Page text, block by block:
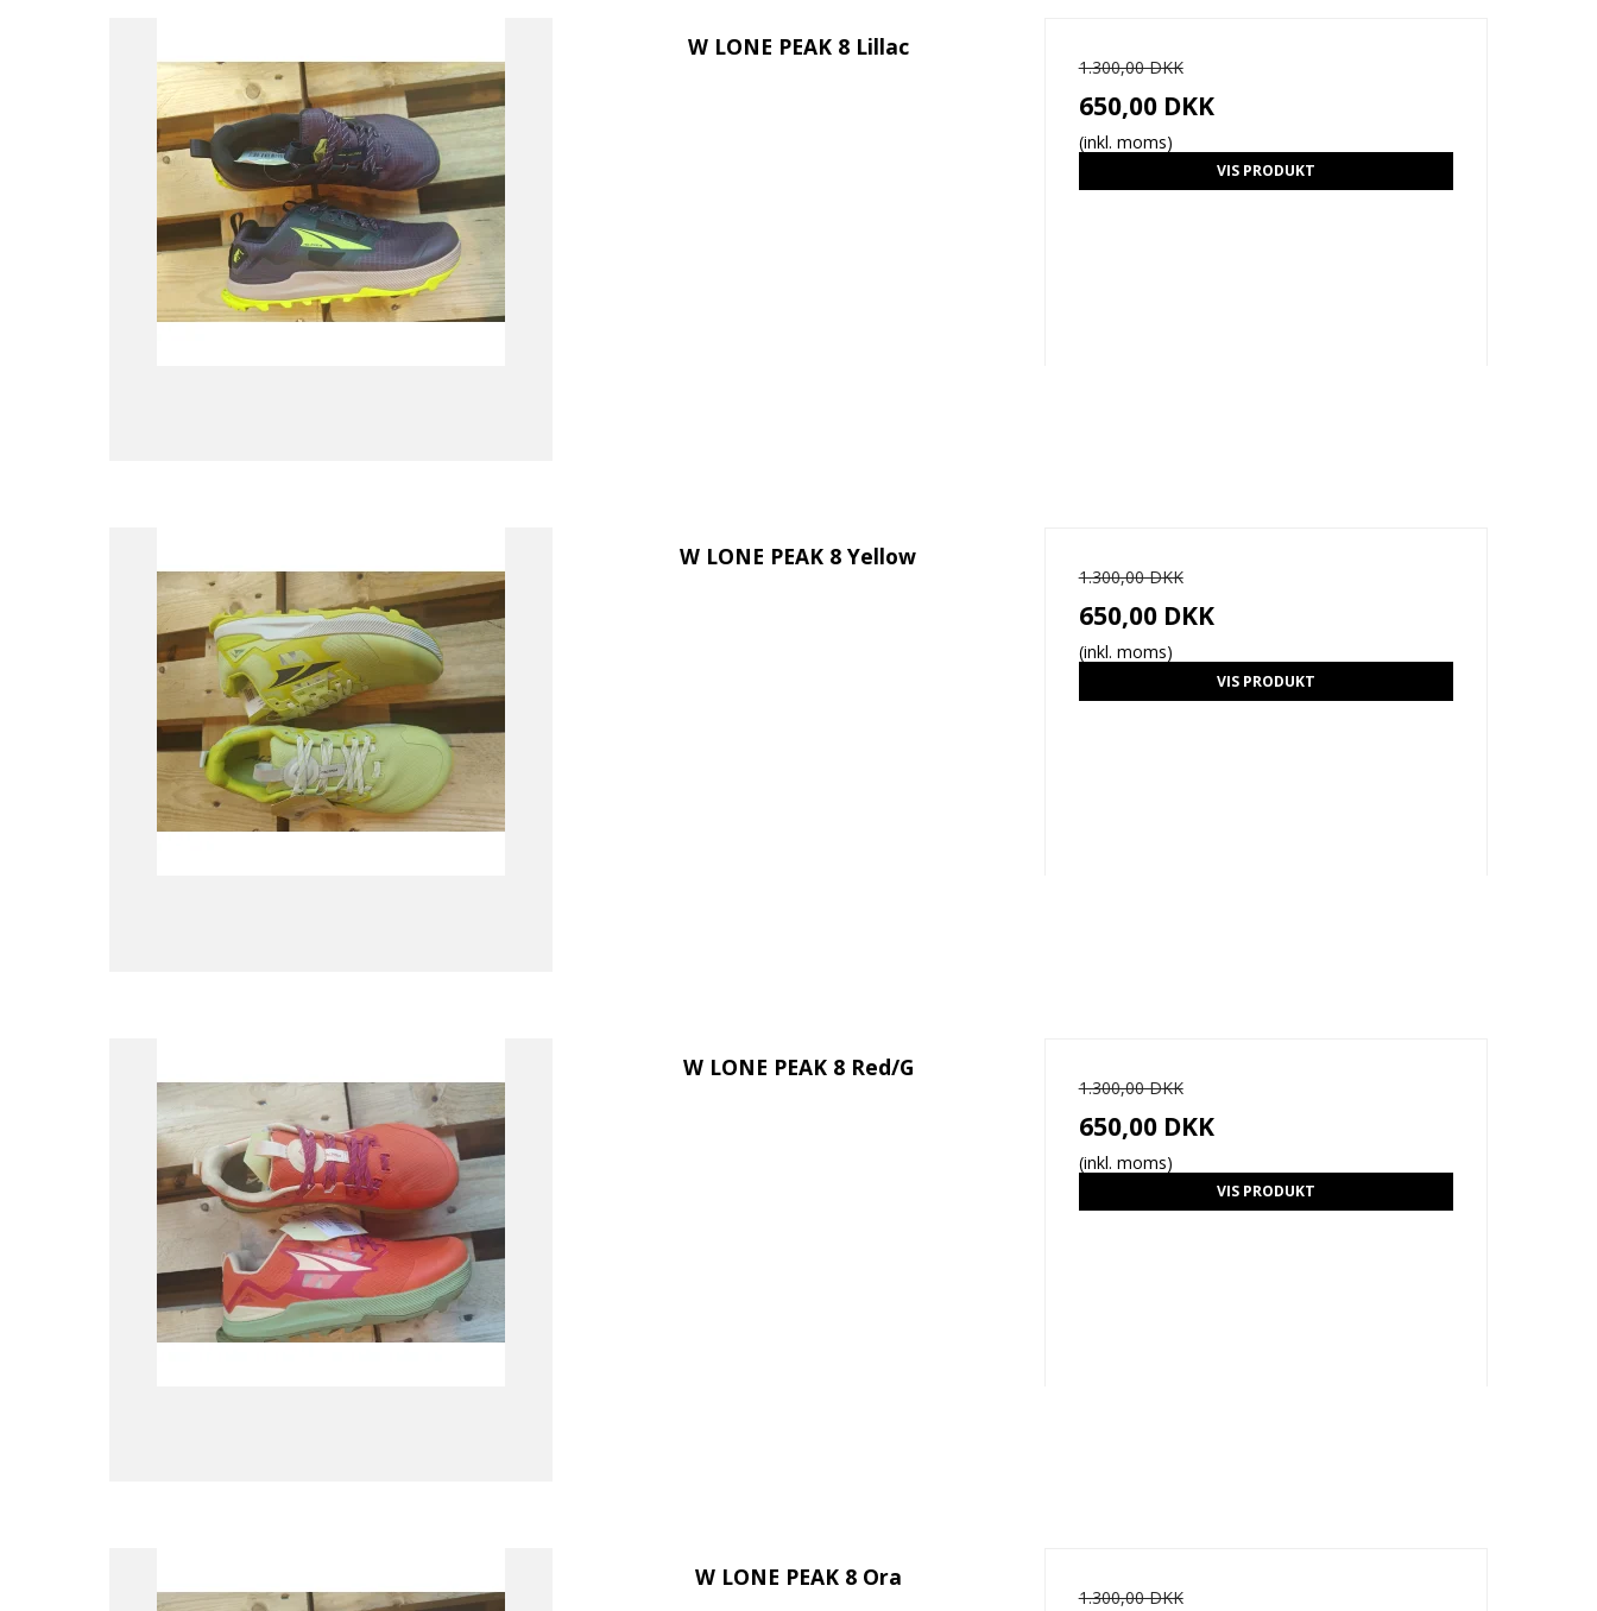
W LONE PEAK 8 Lillac
1.300,00 DKK
650,00 DKK
(inkl. moms)
VIS PRODUKT
W LONE PEAK 8 Yellow
1.300,00 DKK
650,00 DKK
(inkl. moms)
VIS PRODUKT
W LONE PEAK 8 Red/G
1.300,00 DKK
650,00 DKK
(inkl. moms)
VIS PRODUKT
W LONE PEAK 8 Ora
1.300,00 DKK